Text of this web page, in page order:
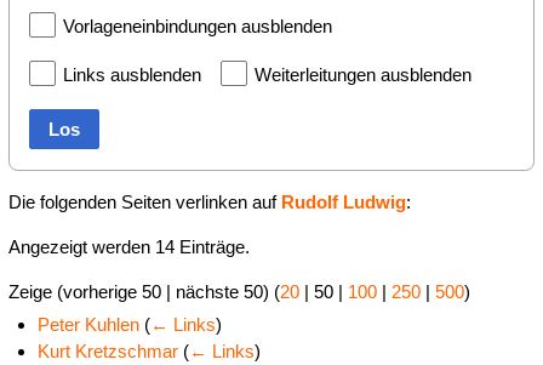
Vorlageneinbindungen ausblenden
Links ausblenden Weiterleitungen ausblenden
Los
Die folgenden Seiten verlinken auf Rudolf Ludwig:
Angezeigt werden 14 Einträge.
Zeige (vorherige 50| nächste 50) (20| 50| 100| 250| 500)
Peter Kuhlen (← Links)
Kurt Kretzschmar (← Links)